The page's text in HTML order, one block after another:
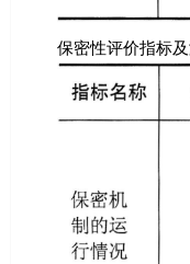
保密性评价指标及